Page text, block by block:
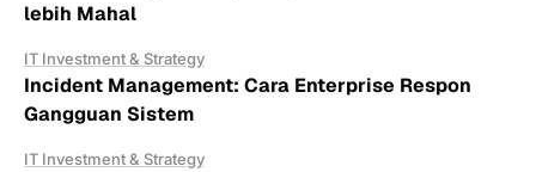
lebih Mahal
IT Investment & Strategy
Incident Management: Cara Enterprise Respon
Gangguan Sistem
IT Investment & Strategy